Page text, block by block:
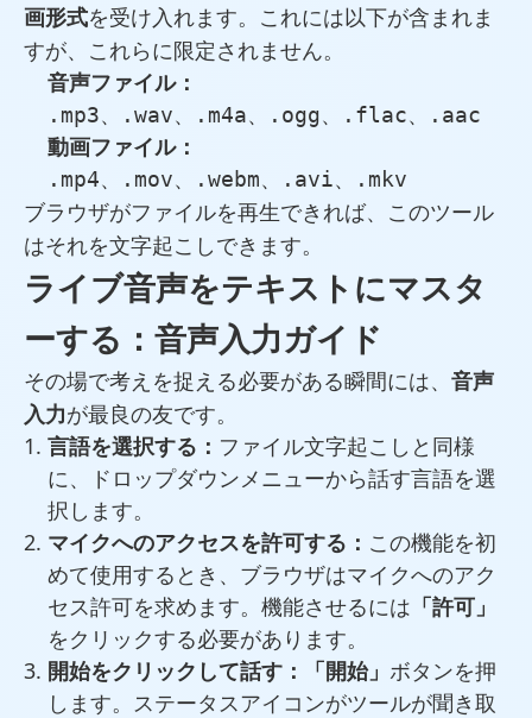
画形式を受け入れます。これには以下が含まれま
すが、これらに限定されません。
音声ファイル：
.mp3、 .wav、 .m4a、 .ogg、 .flac、 .aac
動画ファイル：
.mp4、 .mov、 .webm、 .avi、 .mkv
ブラウザがファイルを再生できれば、このツール
はそれを文字起こしできます。
ライブ音声をテキストにマスタ
ーする：音声入力ガイド
その場で考えを捉える必要がある瞬間には、 音声
入力が最良の友です。
言語を選択する： ファイル文字起こしと同様
に、ドロップダウンメニューから話す言語を選
択します。
マイクへのアクセスを許可する： この機能を初
めて使用するとき、ブラウザはマイクへのアク
セス許可を求めます。機能させるには 「許可」
をクリックする必要があります。
開始をクリックして話す：
「開始」 ボタンを押
します。ステータスアイコンがツールが聞き取